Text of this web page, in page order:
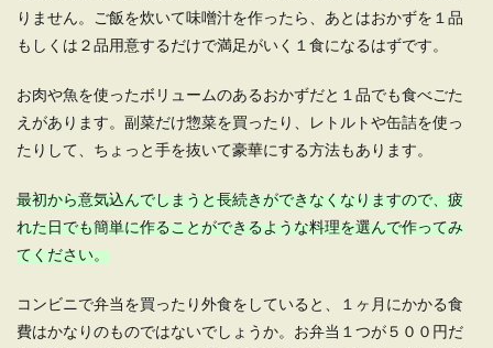
りません。ご飯を炊いて味噌汁を作ったら、あとはおかずを１品
もしくは２品用意するだけで満足がいく１食になるはずです。
お肉や魚を使ったボリュームのあるおかずだと１品でも食べごた
えがあります。副菜だけ惣菜を買ったり、レトルトや缶詰を使っ
たりして、ちょっと手を抜いて豪華にする方法もあります。
最初から意気込んでしまうと長続きができなくなりますので、疲
れた日でも簡単に作ることができるような料理を選んで作ってみ
てください。
コンビニで弁当を買ったり外食をしていると、１ヶ月にかかる食
費はかなりのものではないでしょうか。お弁当１つが５００円だ